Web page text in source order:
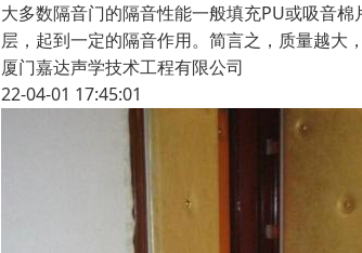
大多数隔音门的隔音性能一般填充PU或吸音
层，起到一定的隔音作用。简言之，质量越大
厦门嘉达声学技术工程有限公司
22-04-01 17:45:01